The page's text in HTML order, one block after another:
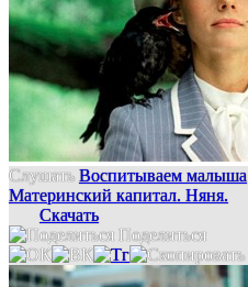
Слушать Воспитываем малыша
Материнский капитал. Няня.
Скачать
Поделиться